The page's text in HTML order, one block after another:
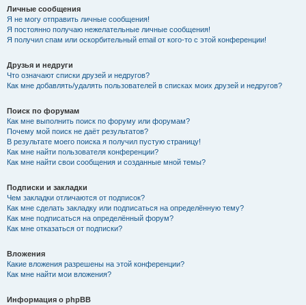
Личные сообщения
Я не могу отправить личные сообщения!
Я постоянно получаю нежелательные личные сообщения!
Я получил спам или оскорбительный email от кого-то с этой конференции!
Друзья и недруги
Что означают списки друзей и недругов?
Как мне добавлять/удалять пользователей в списках моих друзей и недругов?
Поиск по форумам
Как мне выполнить поиск по форуму или форумам?
Почему мой поиск не даёт результатов?
В результате моего поиска я получил пустую страницу!
Как мне найти пользователя конференции?
Как мне найти свои сообщения и созданные мной темы?
Подписки и закладки
Чем закладки отличаются от подписок?
Как мне сделать закладку или подписаться на определённую тему?
Как мне подписаться на определённый форум?
Как мне отказаться от подписки?
Вложения
Какие вложения разрешены на этой конференции?
Как мне найти мои вложения?
Информация о phpBB